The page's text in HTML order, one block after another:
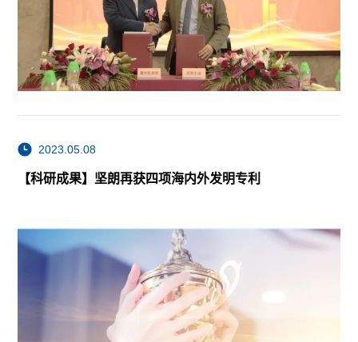
2023.05.08
【科研成果】坚朗再获四项海内外发明专利